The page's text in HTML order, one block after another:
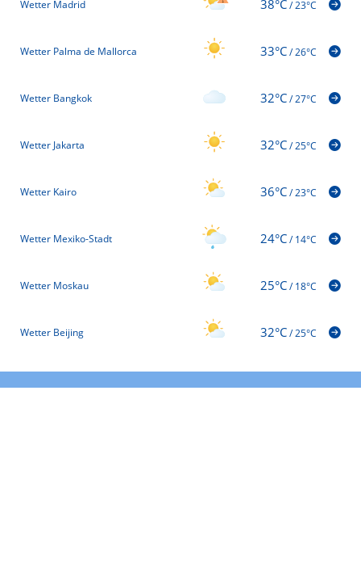
Wetter Madrid 38°C/23°C
Wetter Palma de Mallorca 33°C/26°C
Wetter Bangkok 32°C/27°C
Wetter Jakarta 32°C/25°C
Wetter Kairo 36°C/23°C
Wetter Mexiko-Stadt 24°C/14°C
Wetter Moskau 25°C/18°C
Wetter Beijing 32°C/25°C